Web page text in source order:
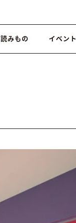
読みもの イベント